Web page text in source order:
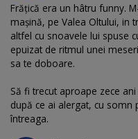
Frățică era un hâtru funny.
mașină, pe Valea Oltului, in
altfel cu snoavele lui spuse
epuizat de ritmul unei
sa te doboare.
Să fi trecut aproape zece
după ce ai alergat, cu somn
întreaga.